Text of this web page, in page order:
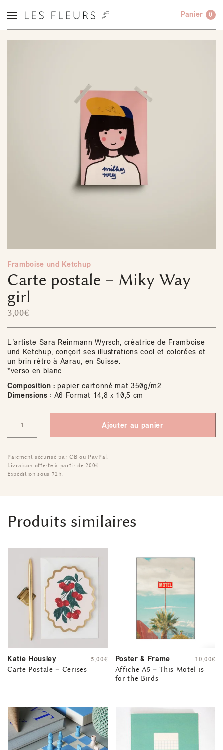
Panier 0
Framboise und Ketchup
Carte postale – Miky Way
girl
3,00€
L’artiste Sara Reinmann Wyrsch, créatrice de Framboise
und Ketchup, conçoit ses illustrations cool et colorées et
un brin rétro à Aarau, en Suisse.
*verso en blanc
Composition : papier cartonné mat 350g/m2
Dimensions : A6 Format 14,8 x 10,5 cm
Ajouter au panier
Paiement sécurisé par CB ou PayPal.
Livraison offerte à partir de 200€
Expédition sous 72h.
Produits similaires
Katie Housley
Carte Postale – Cerises
5,00€ Poster & Frame
Affiche A5 – This Motel is
for the Birds
10,00€